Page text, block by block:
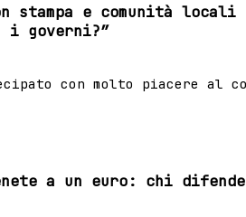
stampa e comunità
governi?”
con molto piacere al
a un euro: chi